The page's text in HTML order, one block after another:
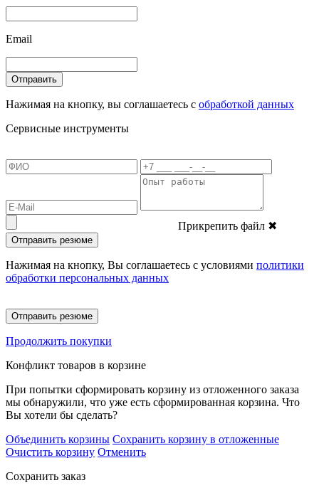
Email
Отправить
Нажимая на кнопку, вы соглашаетесь с обработкой данных
Сервисные инструменты
Прикрепить файл ✖
Отправить резюме
Нажимая на кнопку, Вы соглашаетесь с условиями политики
обработки персональных данных
Отправить резюме
Продолжить покупки
Конфликт товаров в корзине
При попытки сформировать корзину из отложенного заказа
мы обнаружили, что уже есть сформированная корзина. Что
Вы хотели бы сделать?
Объединить корзины Сохранить корзину в отложенные
Очистить корзину Отменить
Сохранить заказ